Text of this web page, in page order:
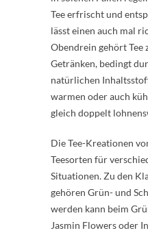
Tee erfrischt und
lässt einen auch mal
Obendrein gehört Tee
Getränken, bedingt
natürlichen
warmen oder auch
gleich doppelt
Die Tee-Kreationen
Teesorten für
Situationen. Zu den
gehören Grün- und
werden kann beim
Jasmin Flowers oder